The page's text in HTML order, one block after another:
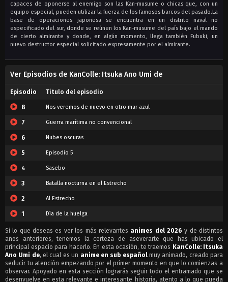
capaces de oponerse al enemigo son las Kan-musume o chicas que, con un
equipo especial, pueden utilizar la fuerza de los famosos barcos del pasado.La
base de operaciones japonesa se encuentra en un distrito naval no
especificado del sur, donde se reúnen los Kan-musume del país bajo el mando
de cierto almirante y donde, en algún momento, llega también Fubuki, un
nuevo destructor especial solicitado expresamente por el almirante.
Ver Episodios de KanColle: Itsuka Ano Umi de
Episodio Titulo del episodio
8 Nos veremos de nuevo en otro mar azul
7 Guerra marítima no convencional
6 Nubes oscuras
5 Episodio 5
4 Sasebo
3 Batalla nocturna en el Estrecho
2 Al Estrecho
1 Día de la huelga
Si lo que deseas es ver los más relevantes animes del 2026 y de distintos
años anteriores, tenemos la certeza de aseverarte que has ubicado el
principal espacio para hacerlo. En esta ocasión, te traemos KanColle: Itsuka
Ano Umi de, el cual es un anime en sub españolmuy animado, creado para
seducir tu atención empezando por el primer momento en que lo comienzas a
observar. Apoyado en esta sección lograrás seguir todo el entramado que se
desenvuelve en esta relevante e interesante historia, atento a lo que pueda